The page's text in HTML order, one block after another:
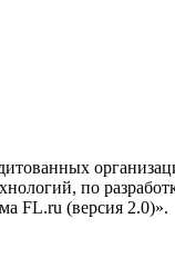
по
FL.ru (версия 2.0)».